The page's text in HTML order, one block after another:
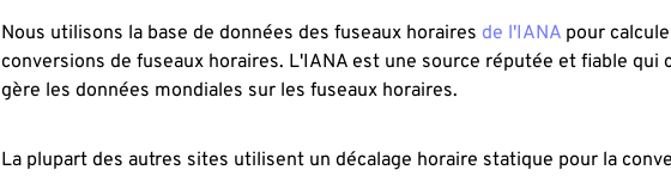
Nous utilisons la base de données des fuseaux horaires de l'IANA pour
conversions de fuseaux horaires. L'IANA est une source réputée et fiable qui
gère les données mondiales sur les fuseaux horaires.
La plupart des autres sites utilisent un décalage horaire statique pour la